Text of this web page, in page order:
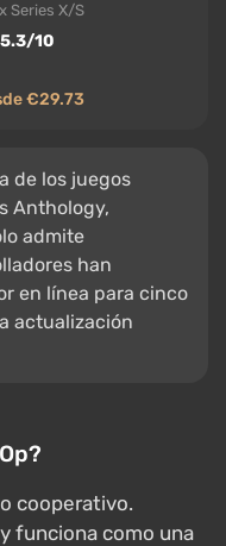
Series X/S
5.3/10
€29.73
de los juegos
Anthology,
admite
han
en línea para cinco
actualización
cooperativo.
funciona como una